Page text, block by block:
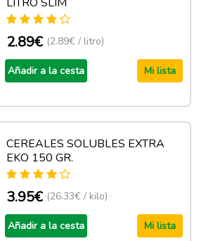
2.89€ (2.89€ / litro)
Añadir a la cesta Mi lista
CEREALES SOLUBLES EXTRA
EKO 150 GR.
3.95€ (26.33€ / kilo)
Añadir a la cesta Mi lista